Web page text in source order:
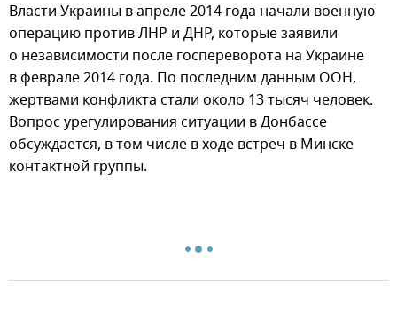
Власти Украины в апреле 2014 года начали военную
операцию против ЛНР и ДНР, которые заявили
о независимости после госпереворота на Украине
в феврале 2014 года. По последним данным ООН,
жертвами конфликта стали около 13 тысяч человек.
Вопрос урегулирования ситуации в Донбассе
обсуждается, в том числе в ходе встреч в Минске
контактной группы.